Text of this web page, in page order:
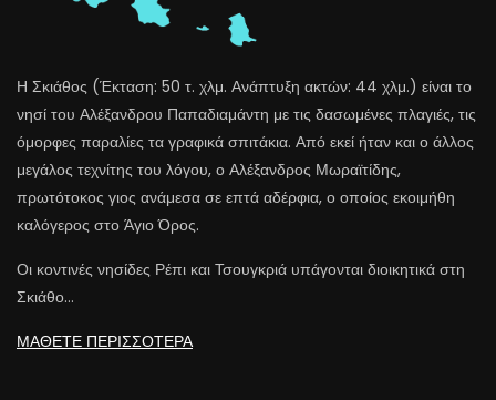
Η Σκιάθος (Έκταση: 50 τ. χλμ. Ανάπτυξη ακτών: 44 χλμ.) είναι το
νησί του Αλέξανδρου Παπαδιαμάντη με τις δασωμένες πλαγιές, τις
όμορφες παραλίες τα γραφικά σπιτάκια. Από εκεί ήταν και ο άλλος
μεγάλος τεχνίτης του λόγου, ο Αλέξανδρος Μωραϊτίδης,
πρωτότοκος γιος ανάμεσα σε επτά αδέρφια, ο οποίος εκοιμήθη
καλόγερος στο Άγιο Όρος.
Οι κοντινές νησίδες Ρέπι και Τσουγκριά υπάγονται διοικητικά στη
Σκιάθο…
ΜΑΘΕΤΕ ΠΕΡΙΣΣΟΤΕΡΑ